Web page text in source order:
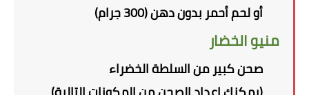
أو لحم أحمر بدون دهن (300 جرام)
منيو الخضار
صحن كبير من السلطة الخضراء